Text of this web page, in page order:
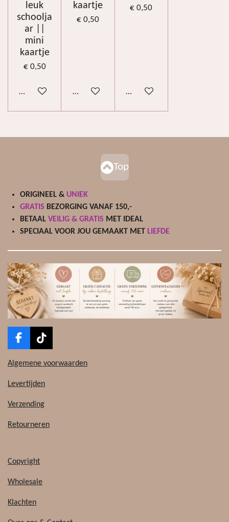
leuk
schoolja
ar ||
mini
kaartje
€ 0,50
In winkelwagen
kaartje
€ 0,50
In winkelwagen
€ 0,50
In winkelwagen
Top
ORIGINEEL & UNIEK
GRATIS BEZORGING VANAF 150,-
BETAAL VEILIG & GRATIS MET IDEAL
SPECIAAL VOOR JOU GEMAAKT MET LIEFDE
F
c
b
o
T
k
o
Algemene voorwaarden
Levertijden
Verzending
Retourneren
Copyright
Wholesale
Klachten